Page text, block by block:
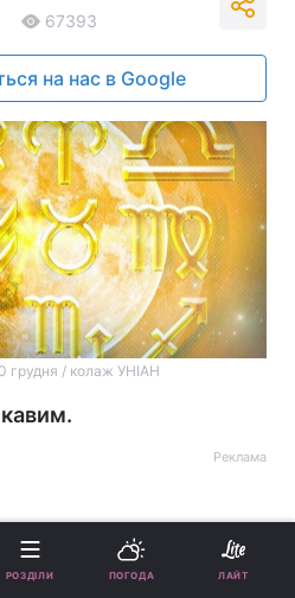
67393
на нас в Google
грудня / колаж УНІАН
Реклама
РОЗДІЛИ ПОГОДА ЛАЙТ